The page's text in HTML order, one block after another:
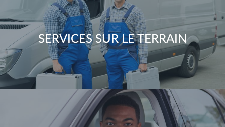
SERVICES SUR LE TERRAIN